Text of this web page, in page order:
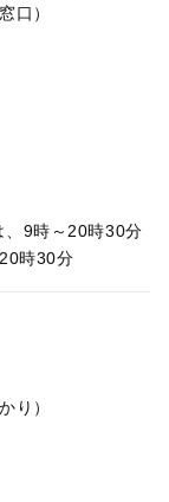
口）
9時～20時30分
時30分
り）